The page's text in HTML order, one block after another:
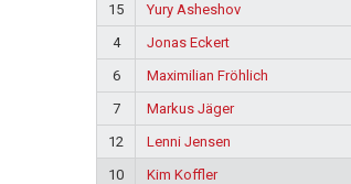
15 Yury Asheshov
4
Jonas Eckert
6
Maximilian Fröhlich
7
Markus Jäger
12
Lenni Jensen
10
Kim Koffler